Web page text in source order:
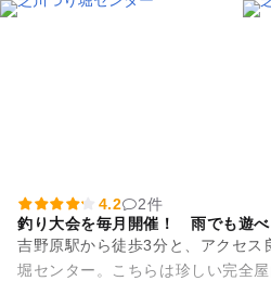
4.2
2件
釣り大会を毎月開催！ 雨でも遊
吉野原駅から徒歩3分と、アクセス
堀センター。こちらは珍しい完全